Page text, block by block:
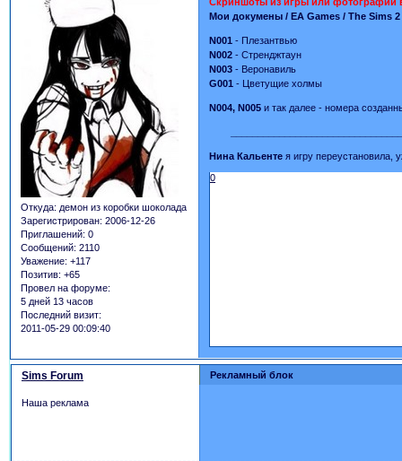
Откуда: демон из коробки шоколада
Зарегистрирован: 2006-12-26
Приглашений: 0
Сообщений: 2110
Уважение: +117
Позитив: +65
Провел на форуме:
5 дней 13 часов
Последний визит:
2011-05-29 00:09:40
Мои докумены / EA Games / The Sims
N001 - Плезантвью
N002 - Стренджтаун
N003 - Веронавиль
G001 - Цветущие холмы
N004, N005 и так далее - номера
Нина Кальенте я игру переустановила,
0
Рекламный блок
Sims Forum
Наша реклама